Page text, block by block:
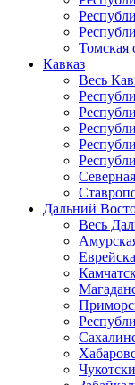
Томская
Кавказ
Весь
Дальний
Весь